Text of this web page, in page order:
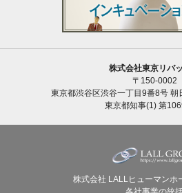
株式会社東京リバ
〒150-0002
東京都渋谷区渋谷一丁目9番8号 朝
東京都知事(1) 第
株式会社 LALLヒューマンホ